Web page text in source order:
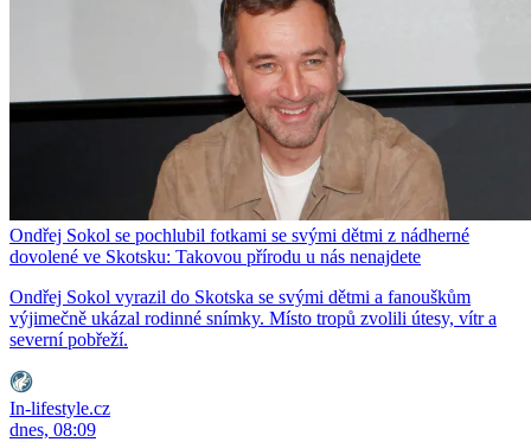
Ondřej Sokol se pochlubil fotkami se svými dětmi z nádherné
dovolené ve Skotsku: Takovou přírodu u nás nenajdete
Ondřej Sokol vyrazil do Skotska se svými dětmi a fanouškům
výjimečně ukázal rodinné snímky. Místo tropů zvolili útesy, vítr a
severní pobřeží.
In-lifestyle.cz
dnes, 08:09